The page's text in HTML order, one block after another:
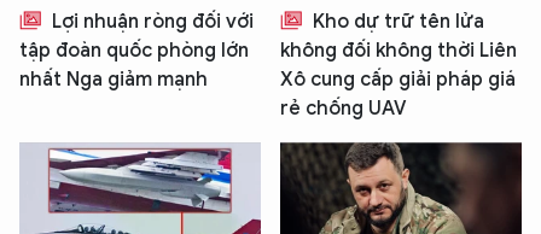
Lợi nhuận ròng đối với
tập đoàn quốc phòng lớn
nhất Nga giảm mạnh
Kho dự trữ tên lửa
không đối không thời Liên
Xô cung cấp giải pháp giá
rẻ chống UAV